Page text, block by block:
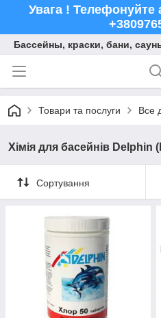
Увага ! Телефонуйте
Бассейны, краски, бани,
Товари та послуги Все
Хімія для басейнів Delphin
Сортування